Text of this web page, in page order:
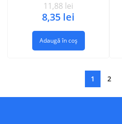
11,88 lei
8,35 lei
Adaugă în coș
1 2